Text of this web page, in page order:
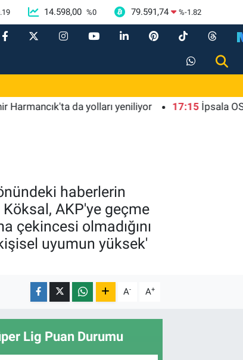
14.598,00 %0 79.591,74 %-1.82
da yolları yeniliyor 17:15 İpsala OSB'nin
haberlerin
AKP'ye geçme
çekincesi olmadığını
uyumun yüksek'
A- A+
Lig Puan Durumu